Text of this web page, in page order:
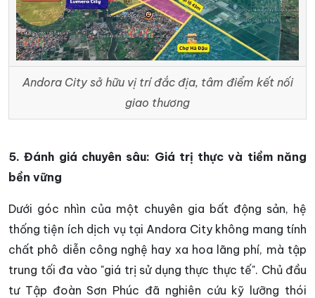
Andora City sở hữu vị trí đắc địa, tâm điểm kết nối
giao thương
5. Đánh giá chuyên sâu: Giá trị thực và tiềm năng
bền vững
Dưới góc nhìn của một chuyên gia bất động sản, hệ
thống tiện ích dịch vụ tại Andora City không mang tính
chất phô diễn công nghệ hay xa hoa lãng phí, mà tập
trung tối đa vào "giá trị sử dụng thực thực tế". Chủ đầu
tư Tập đoàn Sơn Phúc đã nghiên cứu kỹ lưỡng thói